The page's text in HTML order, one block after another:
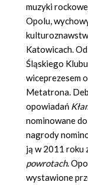
muzyki
Opolu,
Katowicach.
Śląskiego
wiceprezesem
Metatrona.
opowiadań
nominowane
nagrody
ją w 2011 roku
powrotach.
wystawione